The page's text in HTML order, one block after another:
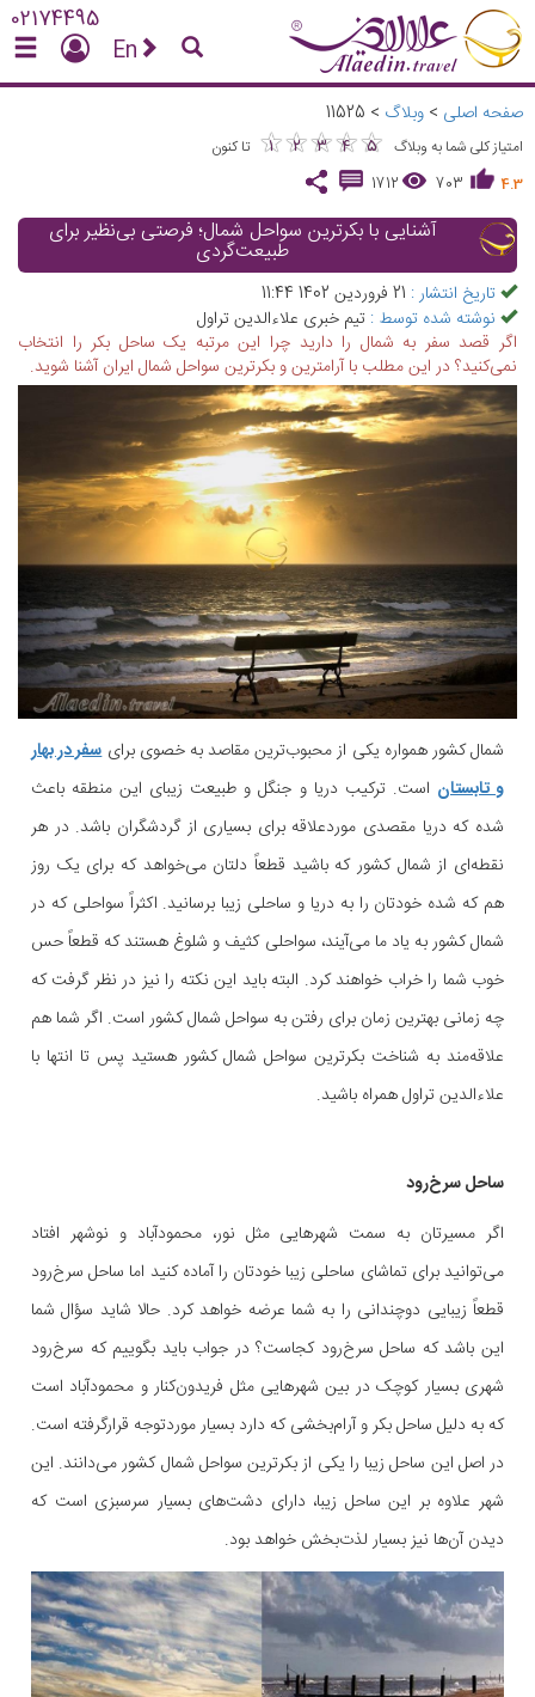
02174495
En
صفحه اصلی > وبلاگ >
11525
امتیاز کلی شما به وبلاگ ★
1 ★
2 ★
3 ★
4 ★
5
★★★★★
تا کنون
4.3
703
1712
آشنایی با بکرترین سواحل شمال؛ فرصتی بی‌نظیر برای
طبیعت‌گردی
تاریخ انتشار : 21 فروردین 1402 11:44
نوشته شده توسط : تیم خبری علاءالدین تراول
اگر قصد سفر به شمال را دارید چرا این مرتبه یک ساحل بکر را انتخاب
نمی‌کنید؟ در این مطلب با آرامترین و بکرترین سواحل شمال ایران آشنا شوید.
شمال کشور همواره یکی از محبوب‌ترین مقاصد به خصوی برایسفر در بهار
و تابستان است. ترکیب دریا و جنگل و طبیعت زیبای این منطقه باعث
شده که دریا مقصدی موردعلاقه برای بسیاری از گردشگران باشد. در هر
نقطه‌ای از شمال کشور که باشید قطعاً دلتان می‌خواهد که برای یک روز
هم که شده خودتان را به دریا و ساحلی زیبا برسانید. اکثراً سواحلی که در
شمال کشور به یاد ما می‌آیند، سواحلی کثیف و شلوغ هستند که قطعاً حس
خوب شما را خراب خواهند کرد. البته باید این نکته را نیز در نظر گرفت که
چه زمانی بهترین زمان برای رفتن به سواحل شمال کشور است. اگر شما هم
علاقه‌مند به شناخت بکرترین سواحل شمال کشور هستید پس تا انتها با
علاءالدین تراول همراه باشید.
ساحل سرخ‌رود
اگر مسیرتان به سمت شهرهایی مثل نور، محمودآباد و نوشهر افتاد
می‌توانید برای تماشای ساحلی زیبا خودتان را آماده کنید اما ساحل سرخ‌رود
قطعاً زیبایی دوچندانی را به شما عرضه خواهد کرد. حالا شاید سؤال شما
این باشد که ساحل سرخ‌رود کجاست؟ در جواب باید بگوییم که سرخ‌رود
شهری بسیار کوچک در بین شهرهایی مثل فریدون‌کنار و محمودآباد است
که به دلیل ساحل بکر و آرام‌بخشی که دارد بسیار موردتوجه قرارگرفته است.
در اصل این ساحل زیبا را یکی از بکرترین سواحل شمال کشور می‌دانند. این
شهر علاوه بر این ساحل زیبا، دارای دشت‌های بسیار سرسبزی است که
دیدن آن‌ها نیز بسیار لذت‌بخش خواهد بود.